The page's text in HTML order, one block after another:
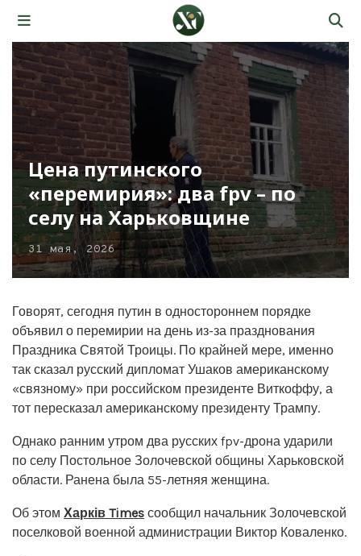
Цена путинского
«перемирия»: два fpv – по
селу на Харьковщине
31 мая, 2026
Говорят, сегодня путин в одностороннем порядке
объявил о перемирии на день из-за празднования
Праздника Святой Троицы. По крайней мере, именно
так сказал русский дипломат Ушаков американскому
«связному» при российском президенте Виткоффу, а
тот пересказал американскому президенту Трампу.
Однако ранним утром два русских fpv-дрона ударили
по селу Постольное Золочевской общины Харьковской
области. Ранена была 55-летняя женщина.
Об этом Харків Times сообщил начальник Золочевской
поселковой военной администрации Виктор Коваленко.